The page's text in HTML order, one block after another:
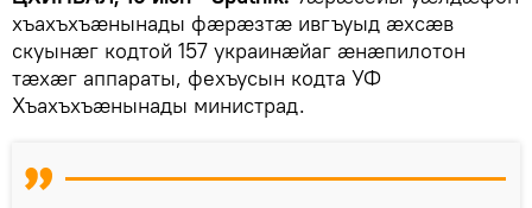
хъахъхъӕнынады фӕрӕзтӕ ивгъуыд ӕхсӕв
скуынӕг кодтой 157 украинӕйаг ӕнӕпилотон
тӕхӕг аппараты, фехъусын кодта УФ
Хъахъхъӕнынады министрад.